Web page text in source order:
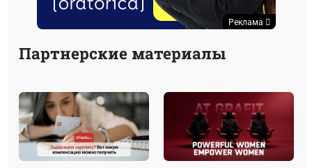
Реклама
Партнерские материалы